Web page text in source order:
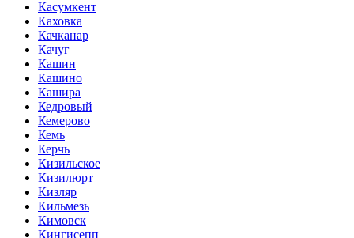
Касумкент
Каховка
Качканар
Качуг
Кашин
Кашино
Кашира
Кедровый
Кемерово
Кемь
Керчь
Кизильское
Кизилюрт
Кизляр
Кильмезь
Кимовск
Кингисепп